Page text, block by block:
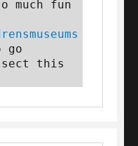
much fun
go
sect this